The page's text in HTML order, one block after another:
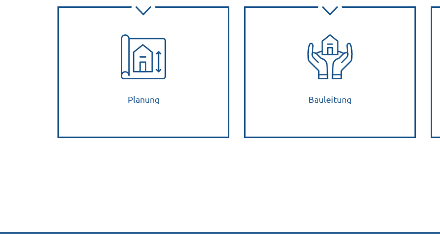
Planung Bauleitung